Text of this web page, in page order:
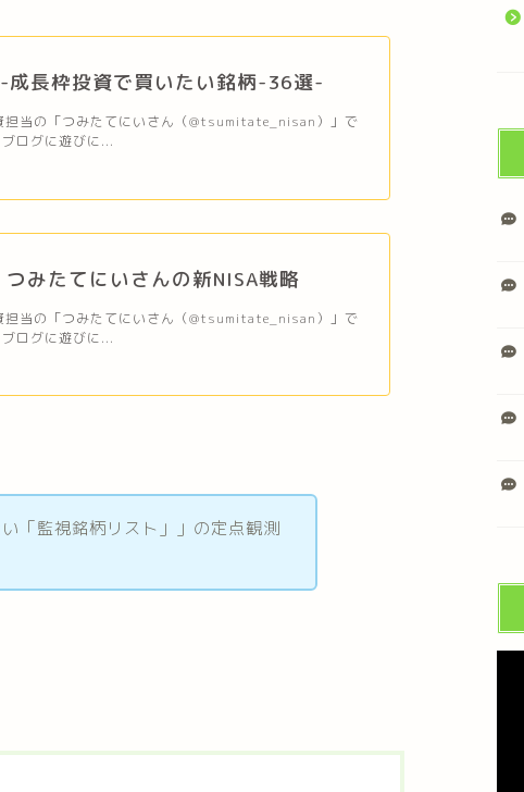
-成長枠投資で買いたい銘柄-36選-
担当の「つみたてにいさん（@tsumitate_nisan）」で
ログに遊びに...
つみたてにいさんの新NISA戦略
担当の「つみたてにいさん（@tsumitate_nisan）」で
ログに遊びに...
「監視銘柄リスト」」の定点観測